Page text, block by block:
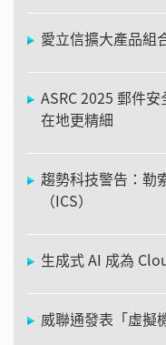
愛立信擴大產品組
ASRC 2025 郵件
在地更精細
趨勢科技警告：勒
（ICS）
生成式 AI 成為
威聯通發表「虛擬